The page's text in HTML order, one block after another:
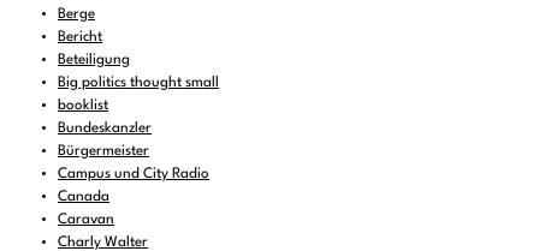
Berge
Bericht
Beteiligung
Big politics thought small
booklist
Bundeskanzler
Bürgermeister
Campus und City Radio
Canada
Caravan
Charly Walter